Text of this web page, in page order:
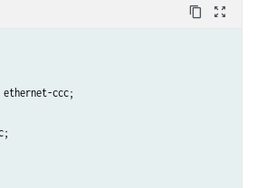
content_copy zoom_out_map
ccc;